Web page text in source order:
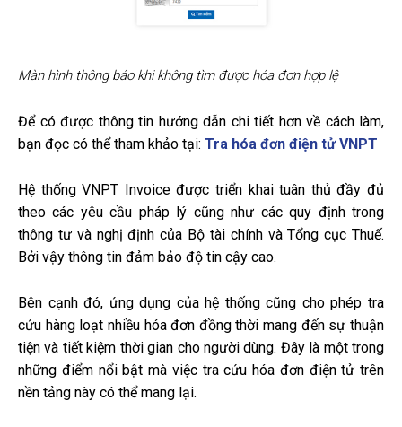
Màn hình thông báo khi không tìm được hóa đơn hợp lệ
Để có được thông tin hướng dẫn chi tiết hơn về cách làm,
bạn đọc có thể tham khảo tại: Tra hóa đơn điện tử VNPT
Hệ thống VNPT Invoice được triển khai tuân thủ đầy đủ
theo các yêu cầu pháp lý cũng như các quy định trong
thông tư và nghị định của Bộ tài chính và Tổng cục Thuế.
Bởi vậy thông tin đảm bảo độ tin cậy cao.
Bên cạnh đó, ứng dụng của hệ thống cũng cho phép tra
cứu hàng loạt nhiều hóa đơn đồng thời mang đến sự thuận
tiện và tiết kiệm thời gian cho người dùng. Đây là một trong
những điểm nổi bật mà việc tra cứu hóa đơn điện tử trên
nền tảng này có thể mang lại.